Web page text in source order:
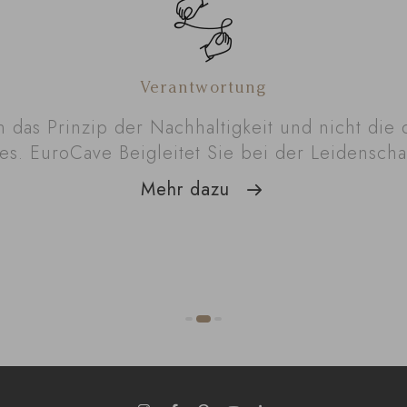
Verantwortung
das Prinzip der Nachhaltigkeit und nicht die
EuroCave Beigleitet Sie bei der
Mehr dazu